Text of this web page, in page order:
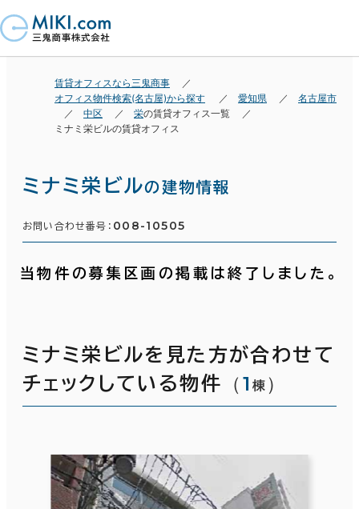
賃貸オフィスなら三鬼商事
オフィス物件検索(名古屋)から探す
愛知県
名古屋市
中区
栄の賃貸オフィス一覧
ミナミ栄ビルの賃貸オフィス
ミナミ栄ビルの建物情報
お問い合わせ番号： 008-10505
当物件の募集区画の掲載は終了しました。
ミナミ栄ビルを見た方が合わせて
チェックしている物件
（1 棟 ）